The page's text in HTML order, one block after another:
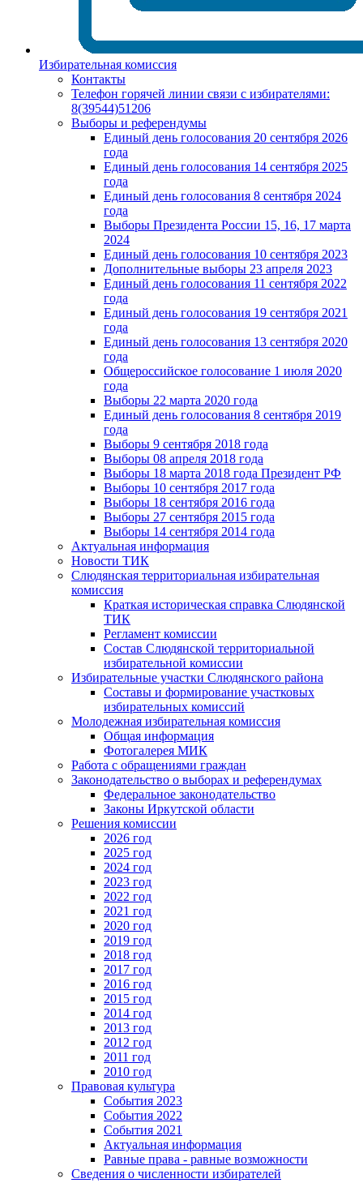
Избирательная комиссия
Контакты
Телефон горячей линии связи с избирателями:
8(39544)51206
Выборы и референдумы
Единый день голосования 20 сентября 2026
года
Единый день голосования 14 сентября 2025
года
Единый день голосования 8 сентября 2024
года
Выборы Президента России 15, 16, 17 марта
2024
Единый день голосования 10 сентября 2023
Дополнительные выборы 23 апреля 2023
Единый день голосования 11 сентября 2022
года
Единый день голосования 19 сентября 2021
года
Единый день голосования 13 сентября 2020
года
Общероссийское голосование 1 июля 2020
года
Выборы 22 марта 2020 года
Единый день голосования 8 сентября 2019
года
Выборы 9 сентября 2018 года
Выборы 08 апреля 2018 года
Выборы 18 марта 2018 года Президент РФ
Выборы 10 сентября 2017 года
Выборы 18 сентября 2016 года
Выборы 27 сентября 2015 года
Выборы 14 сентября 2014 года
Актуальная информация
Новости ТИК
Слюдянская территориальная избирательная
комиссия
Краткая историческая справка Слюдянской
ТИК
Регламент комиссии
Состав Слюдянской территориальной
избирательной комиссии
Избирательные участки Слюдянского района
Составы и формирование участковых
избирательных комиссий
Молодежная избирательная комиссия
Общая информация
Фотогалерея МИК
Работа с обращениями граждан
Законодательство о выборах и референдумах
Федеральное законодательство
Законы Иркутской области
Решения комиссии
2026 год
2025 год
2024 год
2023 год
2022 год
2021 год
2020 год
2019 год
2018 год
2017 год
2016 год
2015 год
2014 год
2013 год
2012 год
2011 год
2010 год
Правовая культура
События 2023
События 2022
События 2021
Актуальная информация
Равные права - равные возможности
Сведения о численности избирателей